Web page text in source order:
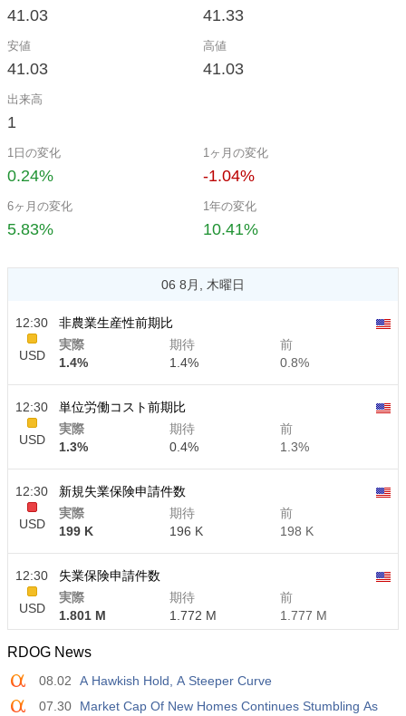
41.03 41.33
安値
41.03
高値
41.03
出来高
1
1日の変化
0.24%
1ヶ月の変化
-1.04%
6ヶ月の変化
5.83%
1年の変化
10.41%
06 8月, 木曜日
12:30
USD
非農業生産性前期比
実際
1.4%
期待
1.4%
前
0.8%
12:30
USD
単位労働コスト前期比
実際
1.3%
期待
0.4%
前
1.3%
12:30
USD
新規失業保険申請件数
実際
199 K
期待
196 K
前
198 K
12:30
USD
失業保険申請件数
実際
1.801 M
期待
1.772 M
前
1.777 M
RDOG News
08.02
A Hawkish Hold, A Steeper Curve
07.30
Market Cap Of New Homes Continues Stumbling As